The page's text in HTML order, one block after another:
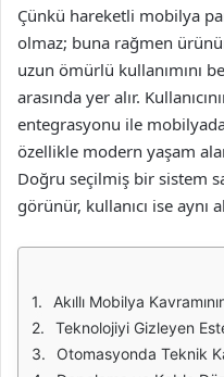
Çünkü hareketli mobilya
olmaz; buna rağmen
uzun ömürlü kullanımını
arasında yer alır.
entegrasyonu ile
özellikle modern yaşam
Doğru seçilmiş bir sistem
görünür, kullanıcı ise aynı
Akıllı Mobilya
Teknolojiyi Gizleyen
Otomasyonda Teknik